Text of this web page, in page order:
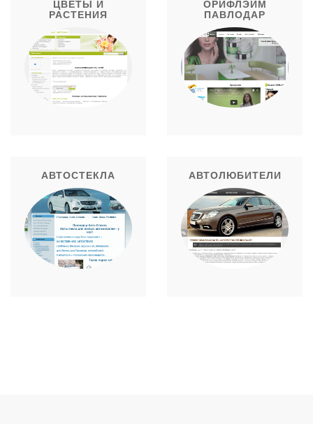
ЦВЕТЫ И
РАСТЕНИЯ
ОРИФЛЭЙМ
ПАВЛОДАР
АВТОСТЕКЛА АВТОЛЮБИТЕЛИ